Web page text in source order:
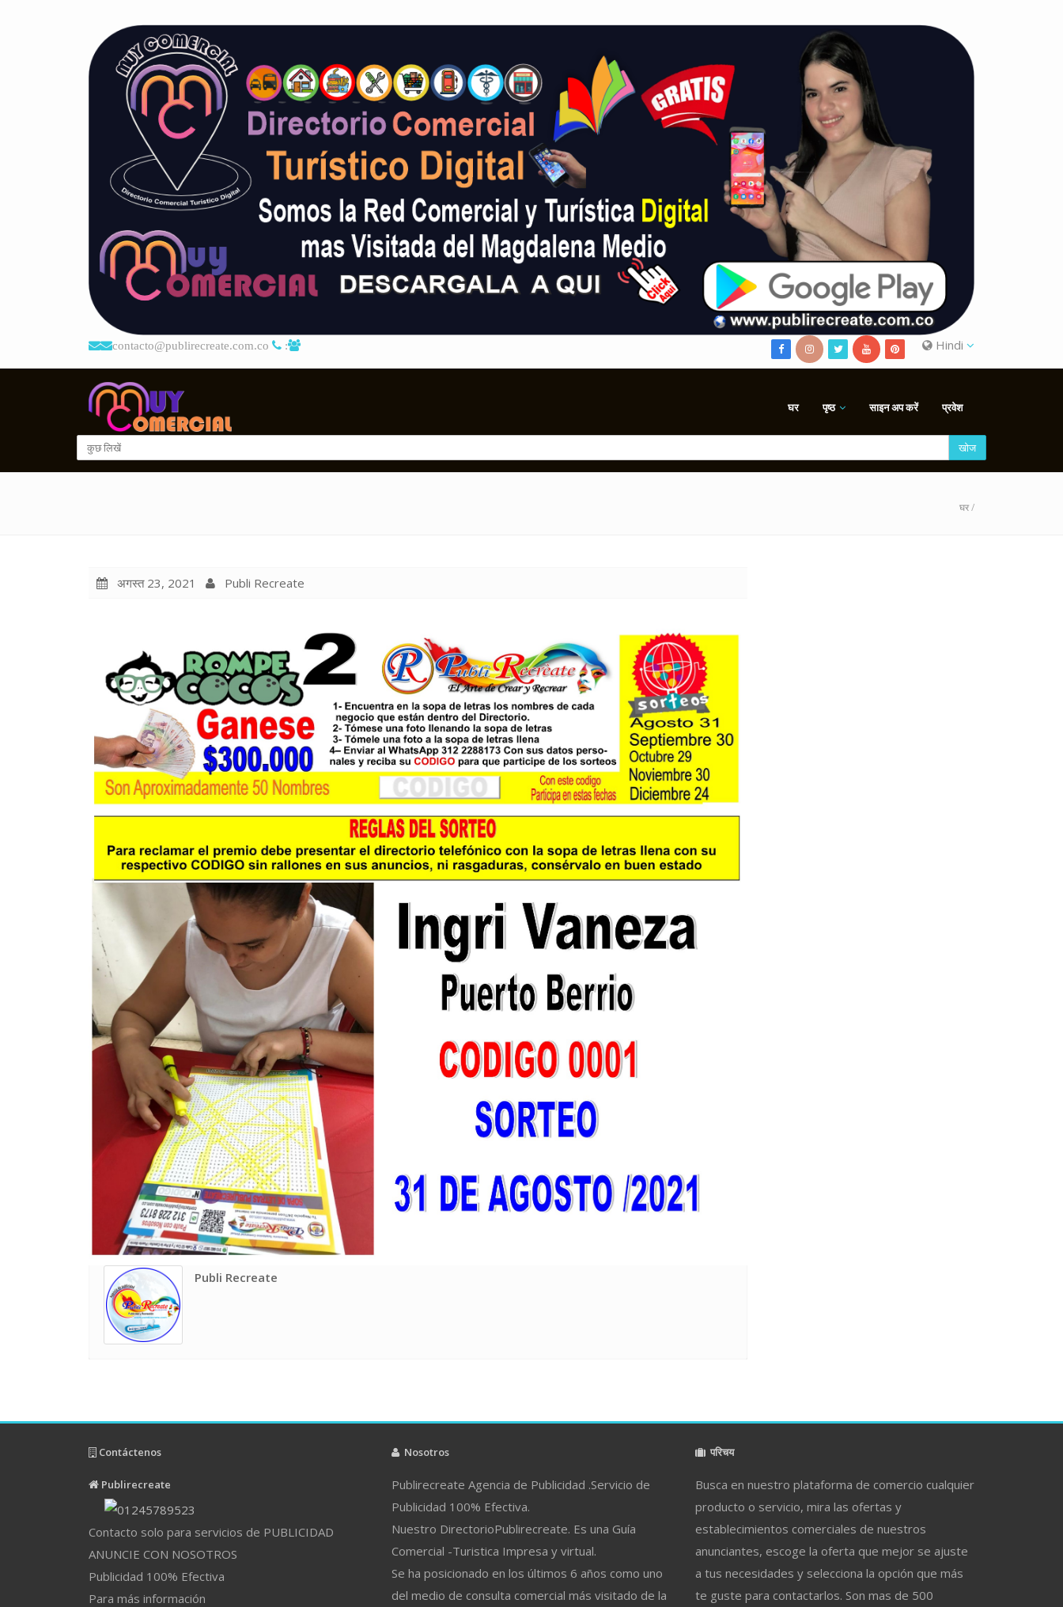
contacto@publirecreate.com.co : Hindi
घर पृष्ठ साइन अप करें प्रवेश
खोज
घर/
अगस्त 23, 2021 Publi Recreate
Publi Recreate
Contáctenos
Publirecreate
Contacto solo para servicios de PUBLICIDAD
ANUNCIE CON NOSOTROS
Publicidad 100% Efectiva
Para más información
Nosotros
Publirecreate Agencia de Publicidad .Servicio de
Publicidad 100% Efectiva.
Nuestro DirectorioPublirecreate. Es una Guía
Comercial -Turistica Impresa y virtual.
Se ha posicionado en los últimos 6 años como uno
del medio de consulta comercial más visitado de la
परिचय
Busca en nuestro plataforma de comercio cualquier
producto o servicio, mira las ofertas y
establecimientos comerciales de nuestros
anunciantes, escoge la oferta que mejor se ajuste
a tus necesidades y selecciona la opción que más
te guste para contactarlos. Son mas de 500